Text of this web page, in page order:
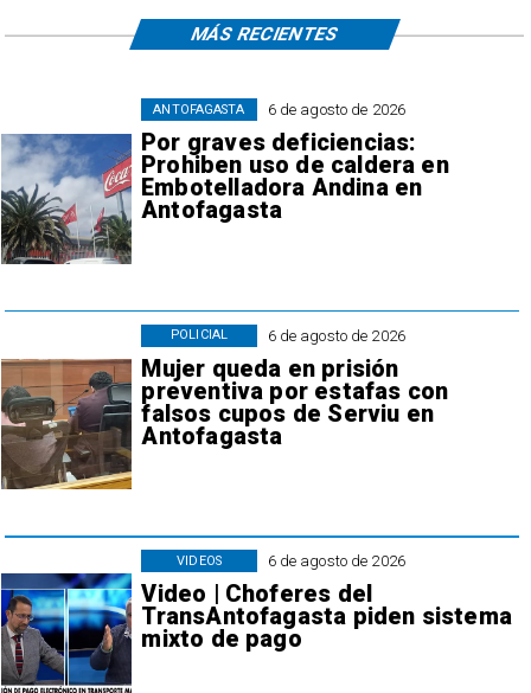
6 de agosto de 2026
Por graves deficiencias:
Prohiben uso de caldera en
Embotelladora Andina en
Antofagasta
ANTOFAGASTA
6 de agosto de 2026
Mujer queda en prisión
preventiva por estafas con
falsos cupos de Serviu en
Antofagasta
POLICIAL
6 de agosto de 2026
Video | Choferes del
TransAntofagasta piden sistema
mixto de pago
VIDEOS
MÁS RECIENTES